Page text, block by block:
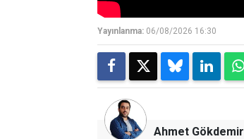
Yayınlanma: 06/08/2026 16:30
Ahmet Gökdemir